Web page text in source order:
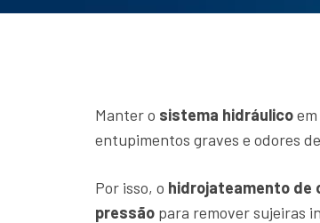
Manter o sistema hidráulico
entupimentos graves e odores
Por isso, o hidrojateamento de
pressão para remover sujeiras